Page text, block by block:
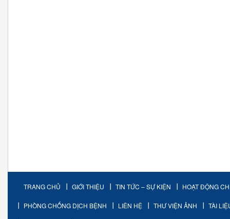
TRANG CHỦ GIỚI THIỆU TIN TỨC – SỰ KIỆN HOẠT ĐỘNG
PHÒNG CHỐNG DỊCH BỆNH LIÊN HỆ THƯ VIỆN ẢNH TÀI